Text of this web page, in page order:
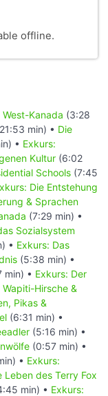
offline.
West-Kanada (3:28
min) • Die
• Exkurs:
Kultur (6:02
Schools (7:45
Die Entstehung
& Sprachen
(7:29 min) •
Sozialsystem
• Exkurs: Das
(5:38 min) •
min) • Exkurs: Der
Hirsche &
Pikas &
(6:31 min) •
(5:16 min) •
(0:57 min) •
• Exkurs:
des Terry Fox
min) • Exkurs: